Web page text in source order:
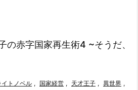
検索
の赤字国家再生術4 ~そうだ、
イトノベル , 国家経営 , 天才王子 , 異世界 ,